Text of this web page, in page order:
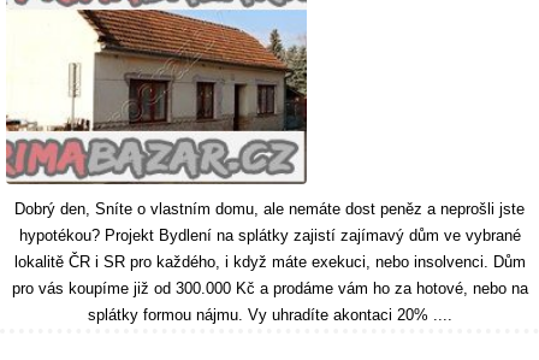
Dobrý den, Sníte o vlastním domu, ale nemáte dost peněz a neprošli jste
hypotékou? Projekt Bydlení na splátky zajistí zajímavý dům ve vybrané
lokalitě ČR i SR pro každého, i když máte exekuci, nebo insolvenci. Dům
pro vás koupíme již od 300.000 Kč a prodáme vám ho za hotové, nebo na
splátky formou nájmu. Vy uhradíte akontaci 20% ....